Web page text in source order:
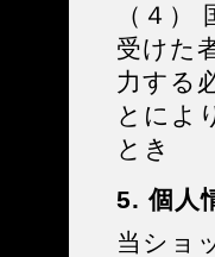
（４）
受けた
力する
とによ
とき
5. 個人
当ショ